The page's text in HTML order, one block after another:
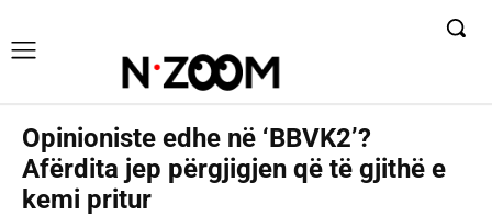
Opinioniste edhe në ‘BBVK2’?
Afërdita jep përgjigjen që të gjithë e
kemi pritur